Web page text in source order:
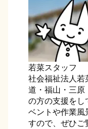
若菜スタッフ
社会福祉法人若
道・福山・三
の方の支援をし
ベントや作業風
すので、ぜひご